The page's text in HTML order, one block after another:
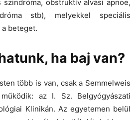
obstruktív alvási apnoe,
stb), melyekkel speciális
beteget.
ha baj van?
több is van, csak a Semmelweis
az I. Sz. Belgyógyászati
Klinikán. Az egyetemen belül